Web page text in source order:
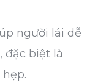
người lái dễ
đặc biệt là